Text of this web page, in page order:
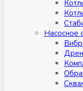
Насосное